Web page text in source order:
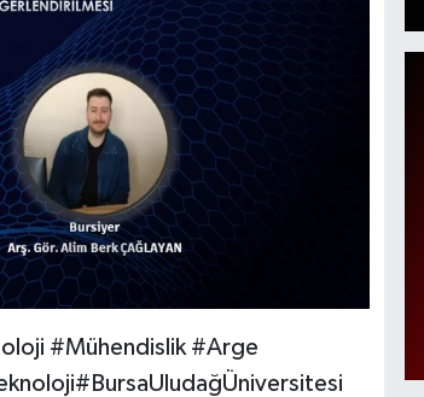
#Mühendislik #Arge